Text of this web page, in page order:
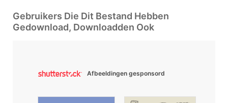
Gebruikers Die Dit Bestand Hebben
Gedownload, Downloadden Ook
Afbeeldingen gesponsord